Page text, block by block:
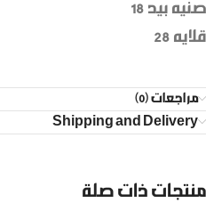
صنيه بيد ١٨
قلايه ٢٨
مراجعات (0)
Shipping and Delivery
منتجات ذات صلة